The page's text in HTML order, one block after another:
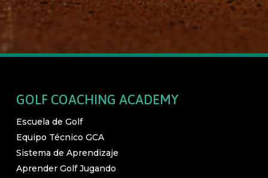
GOLF COACHING ACADEMY
Escuela de Golf
Equipo Técnico GCA
Sistema de Aprendizaje
Aprender Golf Jugando